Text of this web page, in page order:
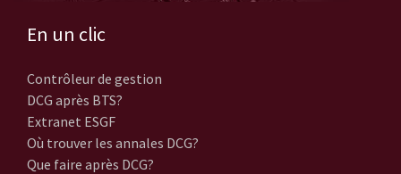
En un clic
Contrôleur de gestion
DCG après BTS?
Extranet ESGF
Où trouver les annales DCG?
Que faire après DCG?